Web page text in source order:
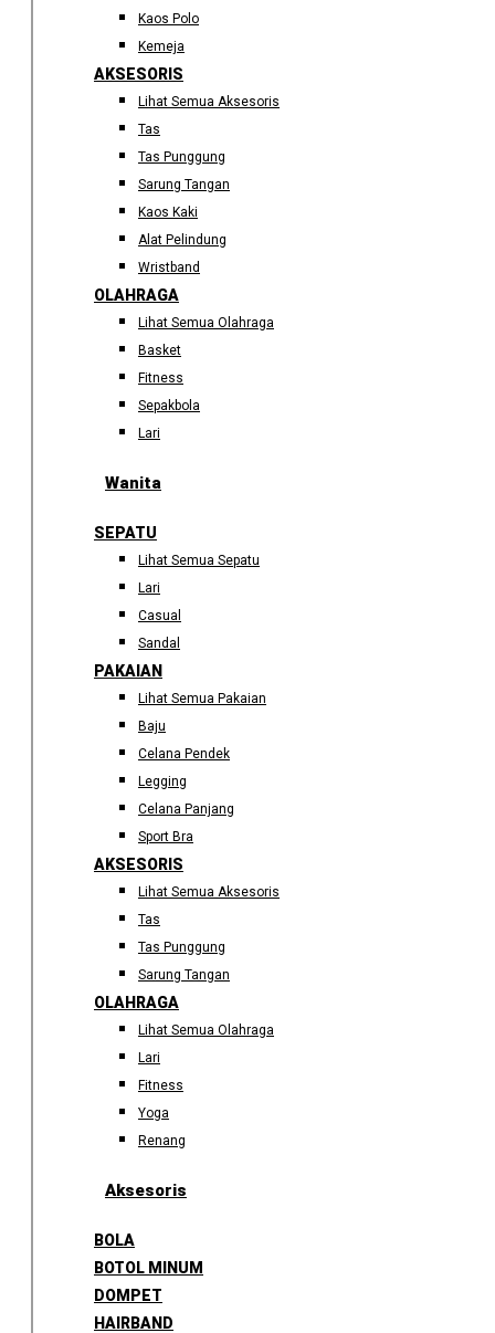
Kaos Polo
Kemeja
AKSESORIS
Lihat Semua Aksesoris
Tas
Tas Punggung
Sarung Tangan
Kaos Kaki
Alat Pelindung
Wristband
OLAHRAGA
Lihat Semua Olahraga
Basket
Fitness
Sepakbola
Lari
Wanita
SEPATU
Lihat Semua Sepatu
Lari
Casual
Sandal
PAKAIAN
Lihat Semua Pakaian
Baju
Celana Pendek
Legging
Celana Panjang
Sport Bra
AKSESORIS
Lihat Semua Aksesoris
Tas
Tas Punggung
Sarung Tangan
OLAHRAGA
Lihat Semua Olahraga
Lari
Fitness
Yoga
Renang
Aksesoris
BOLA
BOTOL MINUM
DOMPET
HAIRBAND